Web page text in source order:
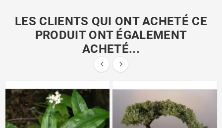
LES CLIENTS QUI ONT ACHETÉ CE
PRODUIT ONT ÉGALEMENT
ACHETÉ...
 